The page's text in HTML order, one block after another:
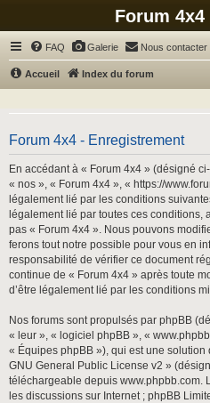
Forum 4x4
FAQ Galerie Nous contacter
Accueil Index du forum
Forum 4x4 - Enregistrement
En accédant à « Forum 4x4 » (désigné
« nos », « Forum 4x4 », « https://
légalement lié par les conditions
légalement lié par toutes ces conditions,
pas « Forum 4x4 ». Nous pouvons
ferons tout notre possible pour vous en
responsabilité de vérifier ce document
continue de « Forum 4x4 » après toute
d’être légalement lié par les conditions
Nos forums sont propulsés par phpBB
« leur », « logiciel phpBB », «
« Équipes phpBB »), qui est une solution
GNU General Public License v2 »
téléchargeable depuis www.phpbb.com.
les discussions sur Internet ; phpBB